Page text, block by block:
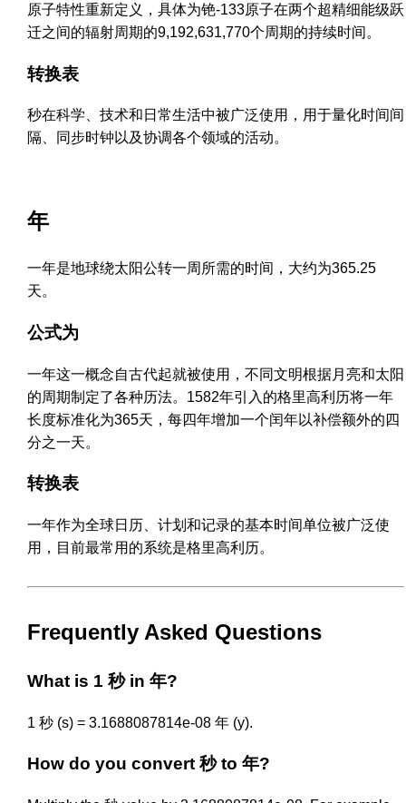
原子特性重新定义，具体为铯-133原子在两个超精细能级跃
迁之间的辐射周期的9,192,631,770个周期的持续时间。
转换表
秒在科学、技术和日常生活中被广泛使用，用于量化时间间
隔、同步时钟以及协调各个领域的活动。
年
一年是地球绕太阳公转一周所需的时间，大约为365.25
天。
公式为
一年这一概念自古代起就被使用，不同文明根据月亮和太阳
的周期制定了各种历法。1582年引入的格里高利历将一年
长度标准化为365天，每四年增加一个闰年以补偿额外的四
分之一天。
转换表
一年作为全球日历、计划和记录的基本时间单位被广泛使
用，目前最常用的系统是格里高利历。
Frequently Asked Questions
What is 1 秒 in 年?
1 秒 (s) = 3.1688087814e-08 年 (y).
How do you convert 秒 to 年?